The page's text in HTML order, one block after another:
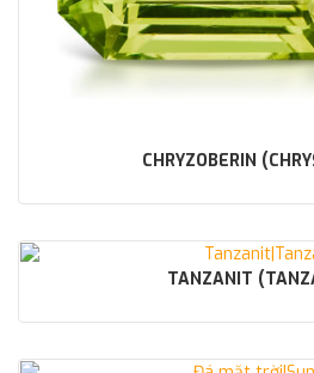
CHRYZOBERIN
TANZANIT